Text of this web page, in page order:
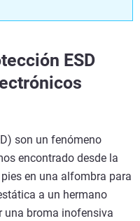
ESD
son un fenómeno
encontrado desde la
en una alfombra para
a un hermano
una broma inofensiva